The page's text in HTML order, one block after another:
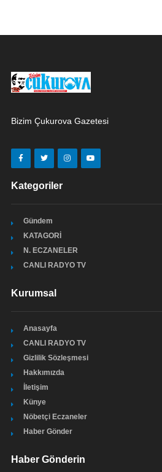
Bizim Çukurova Gazetesi
Kategoriler
Gündem
KATAGORİ
N. ECZANELER
CANLI RADYO TV
Kurumsal
Anasayfa
CANLI RADYO TV
Gizlilik Sözleşmesi
Hakkımızda
İletişim
Künye
Nöbetçi Eczaneler
Haber Gönder
Haber Gönderin